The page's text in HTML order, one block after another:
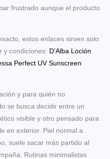
frustrado aunque el producto
estos enlaces sirven solo
y condiciones: D’Alba Loción
Perfect UV Sunscreen
y para quién no
se busca decidir entre un
visible y otro pensado para
en exterior. Piel normal a
suele sacar más partido al
Rutinas minimalistas